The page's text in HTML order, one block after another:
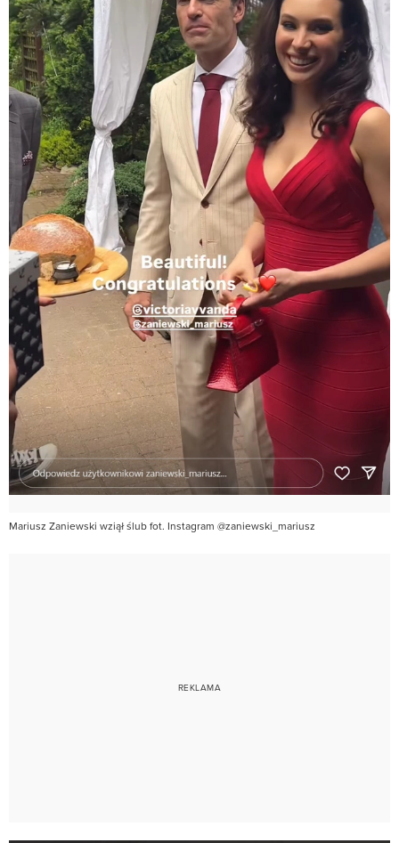
Mariusz Zaniewski wziął ślub fot. Instagram @zaniewski_mariusz